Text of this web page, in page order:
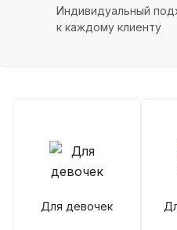
Индивидуальный
к каждому клиенту
Для девочек